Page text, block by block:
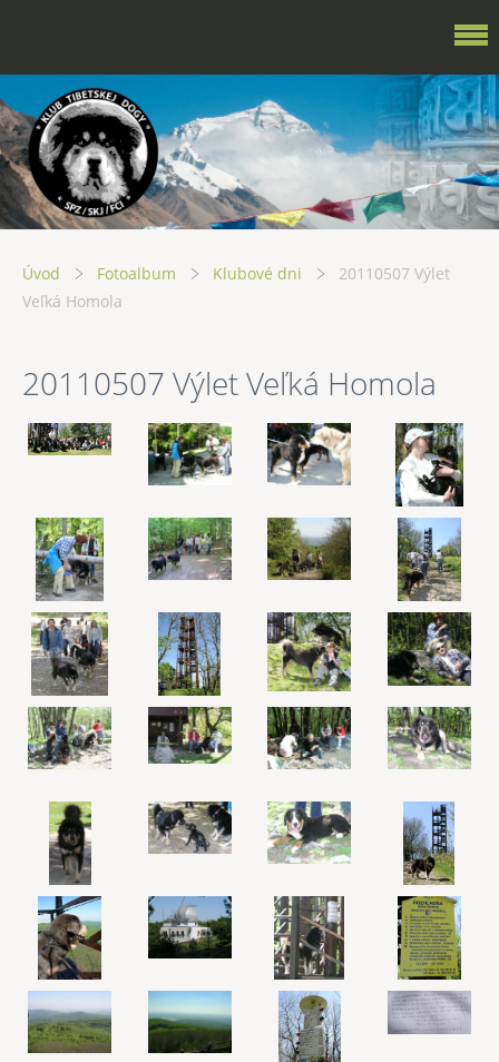
Úvod Fotoalbum Klubové dni
20110507 Výlet
Veľká Homola
20110507 Výlet Veľká Homola